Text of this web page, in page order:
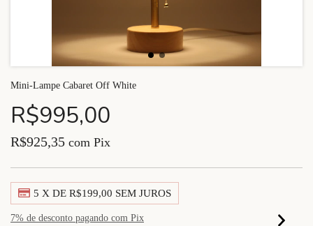
Mini-Lampe Cabaret Off White
R$995,00
R$925,35 com Pix
5 X DE R$199,00 SEM JUROS
7% de desconto pagando com Pix